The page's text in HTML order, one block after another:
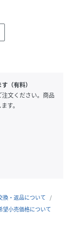
群◎
ーデに。
スタイリングも
により多少の誤差
（有料）
文ください。商品
す。
換・返品について
望小売価格について